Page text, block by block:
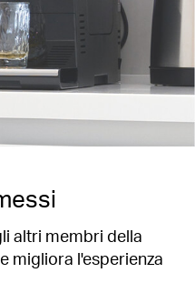
altri membri della
migliora l'esperienza